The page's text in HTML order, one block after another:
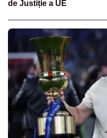
de Justiție a UE